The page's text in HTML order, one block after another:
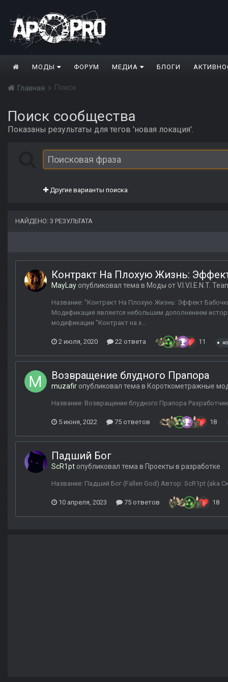
МОДЫ ФОРУМ МЕДИА БЛОГИ
Главная Поиск
Поиск сообщества
Показаны результаты для тегов 'новая локация'.
Другие варианты поиска
НАЙДЕНО: 3 РЕЗУЛЬТАТА
Контракт На Плохую Жизнь:
MayLay опубликовал тема в Моды от V.I.V.I.E.N.T.
Название: "Контракт На Плохую Жизнь: Эффект
Модификация является небольшим дополнением
модификации "Контракт на х...
2 июля, 2020 22 ответа 11
Возвращение блудного Прапора
muzafir опубликовал тема в Короткометражные
Название: Возвращение блудного Прапора
5 июня, 2022 75 ответов 18
Падший Бог
ScR1pt опубликовал тема в Проекты в разработке
Название: Падший Бог (Fallen God) Автор: ScR1pt (aka
10 апреля, 2023 75 ответов 18